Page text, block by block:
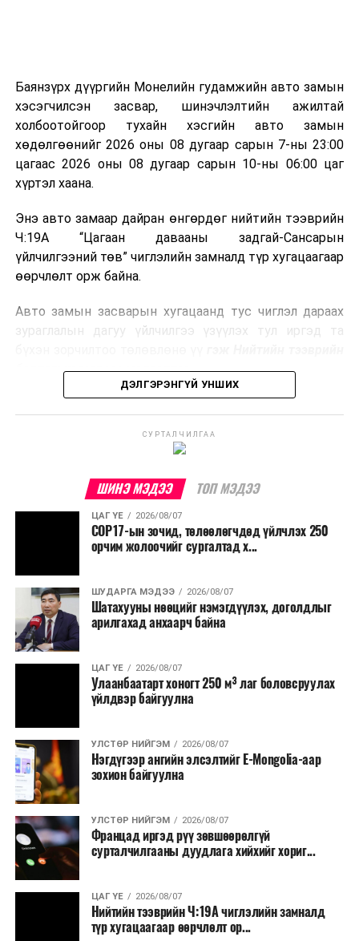
болон дулааны эрчим хүч үйлдвэрлэхэд ашиглаж
болдог. Зарим технологийн хувьд шаталтын дараа
үлдэх үнснээс фосфор зэрэг ашигт эрдсийг сэргээн
авах боломжтой аж.
Япон, Герман, Швейцар, Нидерланд, Өмнөд Солонгос
зэрэг улс лаг хатаах, шатаах технологийг ашиглаж
байна. Тухайлбал, Германд лаг шатаах үйлдвэрээс
гарсан үнснээс фосфор сэргээн авах технологи
ашигладаг бол Нидерландад төвлөрсөн лаг
боловсруулах үйлдвэрүүдээр дулаан, цахилгаан
Ийнхүү лаг хатаах, шатаах технологийг лагийн
улсад өргөн ашиглаж байна.
Баянзүрх дүүргийн Монелийн гудамжийн авто замын
хэсэгчилсэн засвар, шинэчлэлтийн ажилтай
холбоотойгоор тухайн хэсгийн авто замын
хөдөлгөөнийг 2026 оны 08 дугаар сарын 7-ны 23:00
цагаас 2026 оны 08 дугаар сарын 10-ны 06:00 цаг
хүртэл хаана.
Энэ авто замаар дайран өнгөрдөг нийтийн тээврийн
Ч:19А “Цагаан давааны задгай-Сансарын
үйлчилгээний төв” чиглэлийн замналд түр хугацаагаар
өөрчлөлт орж байна.
Авто замын засварын хугацаанд тус чиглэл дараах
зураглалын дагуу үйлчилгээ үзүүлэх тул иргэд та
бодлогын газраас мэдээллээ.
ДЭЛГЭРЭНГҮЙ УНШИХ
СУРТАЛЧИЛГАА
ШИНЭ МЭДЭЭ ТОП МЭДЭЭ
ЦАГ ҮЕ 2026/08/07
COP17-ын зочид, төлөөлөгчдөд үйлчлэх 250
орчим жолоочийг сургалтад х...
ШУДАРГА МЭДЭЭ 2026/08/07
Шатахууны нөөцийг нэмэгдүүлэх, доголдлыг
арилгахад анхаарч байна
ЦАГ ҮЕ 2026/08/07
Улаанбаатарт хоногт 250 м³ лаг боловсруулах
үйлдвэр байгуулна
УЛСТӨР НИЙГЭМ 2026/08/07
Нэгдүгээр ангийн элсэлтийг E-Mongolia-аар
зохион байгуулна
УЛСТӨР НИЙГЭМ 2026/08/07
Францад иргэд рүү зөвшөөрөлгүй
сурталчилгааны дуудлага хийхийг хориг...
ЦАГ ҮЕ 2026/08/07
Нийтийн тээврийн Ч:19А чиглэлийн замналд
түр хугацаагаар өөрчлөлт ор...